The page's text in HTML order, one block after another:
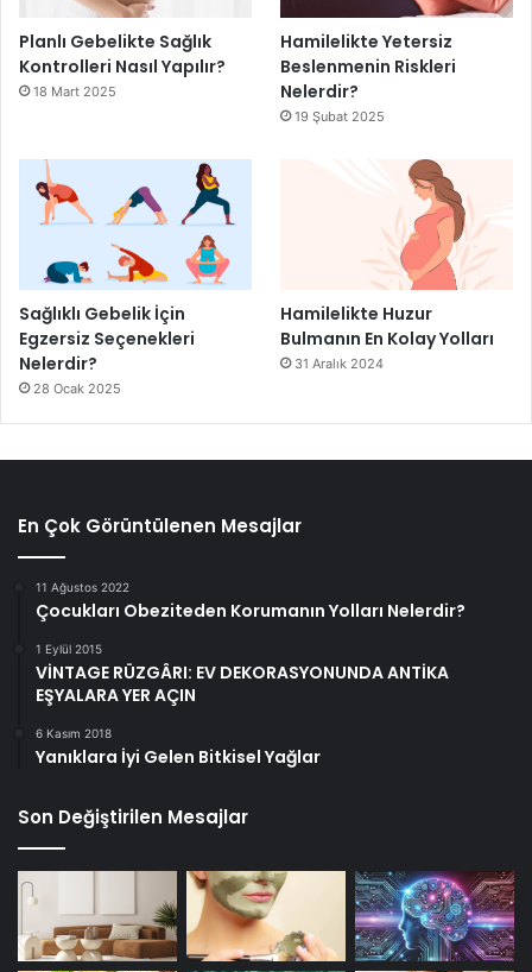
Planlı Gebelikte Sağlık
Kontrolleri Nasıl Yapılır?
18 Mart 2025
Hamilelikte Yetersiz
Beslenmenin Riskleri
Nelerdir?
19 Şubat 2025
Sağlıklı Gebelik İçin
Egzersiz Seçenekleri
Nelerdir?
28 Ocak 2025
Hamilelikte Huzur
Bulmanın En Kolay Yolları
31 Aralık 2024
En Çok Görüntülenen Mesajlar
11 Ağustos 2022
Çocukları Obeziteden Korumanın Yolları Nelerdir?
1 Eylül 2015
VİNTAGE RÜZGÂRI: EV DEKORASYONUNDA ANTİKA
EŞYALARA YER AÇIN
6 Kasım 2018
Yanıklara İyi Gelen Bitkisel Yağlar
Son Değiştirilen Mesajlar